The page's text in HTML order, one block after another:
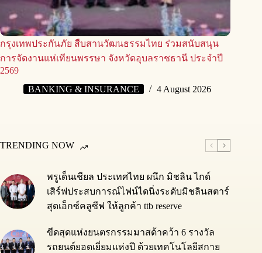
กรุงเทพประกันภัย สืบสานวัฒนธรรมไทย ร่วมสนับสนุน
การจัดงานแห่เทียนพรรษา จังหวัดอุบลราชธานี ประจำปี
2569
BANKING & INSURANCE
4 August 2026
TRENDING NOW
พรูเด็นเชียล ประเทศไทย ผนึก มิชลิน ไกด์
เสิร์ฟประสบการณ์ไฟน์ไดนิ่งระดับมิชลินสตาร์
สุดเอ็กซ์คลูซีฟ ให้ลูกค้า ttb reserve
ขีดสุดแห่งยนตรกรรมมาสด้าคว้า 6 รางวัล
รถยนต์ยอดเยี่ยมแห่งปี ด้วยเทคโนโลยีสกาย